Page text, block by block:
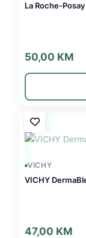
La Roche-
50,00 KM
VICHY
VICHY
47,00 KM